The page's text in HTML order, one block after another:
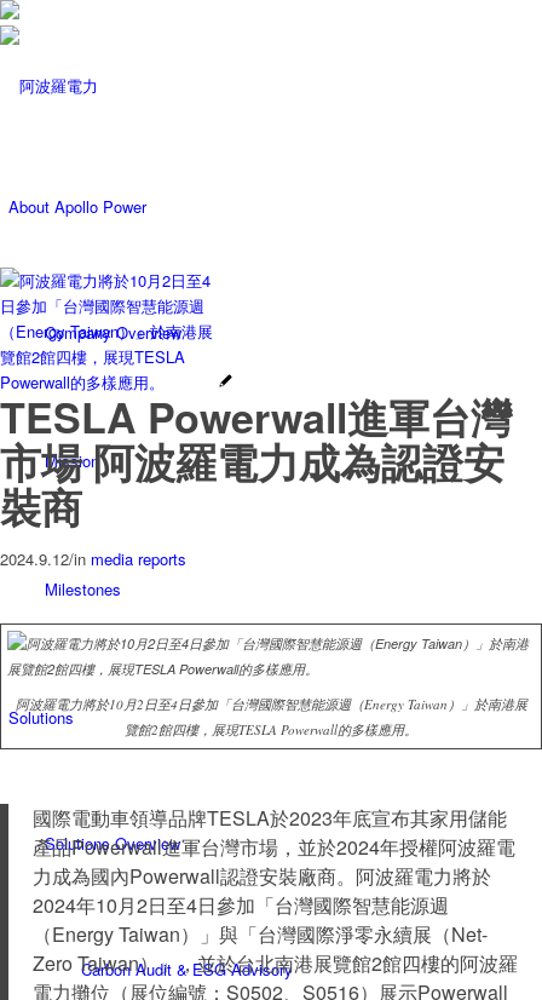
About Apollo Power
Company Overview
Mission
Milestones
Solutions
Solutions Overview
Carbon Audit & ESG Advisory
TESLA Powerwall進軍台灣
市場 阿波羅電力成為認證安
裝商
2024.9.12/in media reports
阿波羅電力將於10月2日至4日參加「台灣國際智慧能源週（Energy Taiwan）」於南港展
覽館2館四樓，展現TESLA Powerwall的多樣應用。
國際電動車領導品牌TESLA於2023年底宣布其家用儲能
產品Powerwall進軍台灣市場，並於2024年授權阿波羅電
力成為國內Powerwall認證安裝廠商。阿波羅電力將於
2024年10月2日至4日參加「台灣國際智慧能源週
（Energy Taiwan）」與「台灣國際淨零永續展（Net-
Zero Taiwan）」，並於台北南港展覽館2館四樓的阿波羅
電力攤位（展位編號：S0502、S0516）展示Powerwall